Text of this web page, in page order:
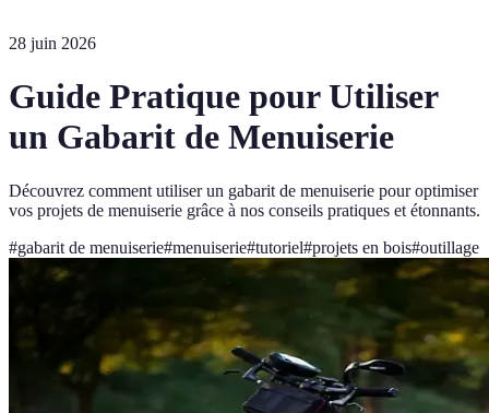
28 juin 2026
Guide Pratique pour Utiliser
un Gabarit de Menuiserie
Découvrez comment utiliser un gabarit de menuiserie pour optimiser
vos projets de menuiserie grâce à nos conseils pratiques et étonnants.
#gabarit de menuiserie#menuiserie#tutoriel#projets en bois#outillage